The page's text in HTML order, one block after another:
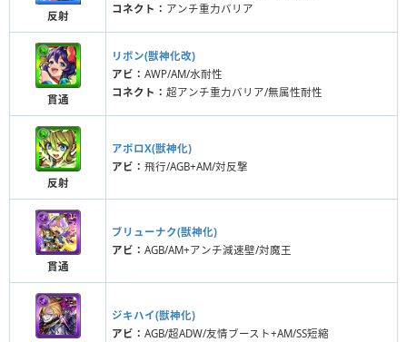
反射
コネクト： アンチ重力バリア
貫通
リボン(獣神化改)
アビ： AWP/AM/水耐性
コネクト： 超アンチ重力バリア/無属性耐性
反射
アポロX(獣神化)
アビ： 飛行/AGB+AM/対反撃
貫通
ブリューナク(獣神化)
アビ： AGB/AM+アンチ減速壁/対魔王
ジキハイ(獣神化)
アビ： AGB/超ADW/友情ブースト+AM/SS短縮